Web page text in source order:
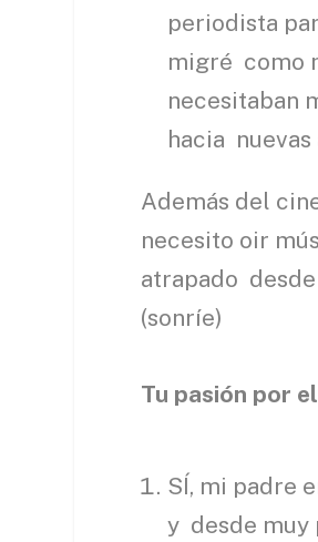
periodista
migré como
necesitaban
hacia nuevas
Además del
necesito oir
atrapado
(sonríe)
Tu pasión por
SÍ, mi padre
y desde muy